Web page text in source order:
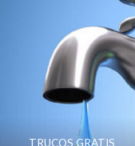
TRUCOS GRATIS